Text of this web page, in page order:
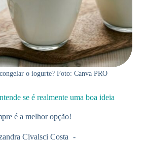
o iogurte? Foto: Canva PRO
se é realmente uma boa ideia
é a melhor opção!
Civalsci Costa